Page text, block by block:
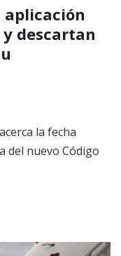
aplicación
y descartan
la fecha
del nuevo Código